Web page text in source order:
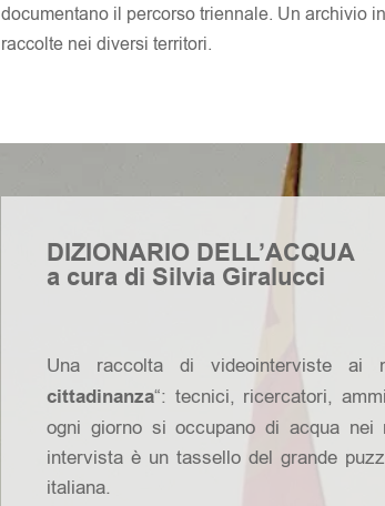
documentano il percorso triennale. Un archivio
raccolte nei diversi territori.
DIZIONARIO DELL’ACQUA
a cura di Silvia Giralucci
Una raccolta di videointerviste ai
cittadinanza“: tecnici, ricercatori,
ogni giorno si occupano di acqua nei
intervista è un tassello del grande
italiana.